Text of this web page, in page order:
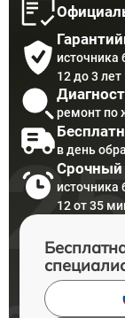
источника
12 до 3 лет
ремонт по
в день
Срочный
источника
12 от 35